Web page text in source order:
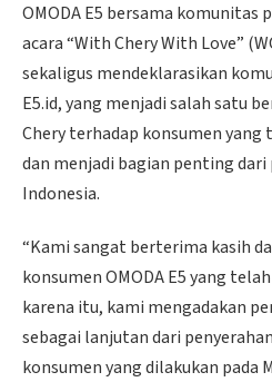
OMODA E5 bersama komunitas
acara “With Chery With Love”
sekaligus mendeklarasikan
E5.id, yang menjadi salah satu
Chery terhadap konsumen yang
dan menjadi bagian penting dari
Indonesia.
“Kami sangat berterima kasih
konsumen OMODA E5 yang
karena itu, kami mengadakan
sebagai lanjutan dari
konsumen yang dilakukan pada